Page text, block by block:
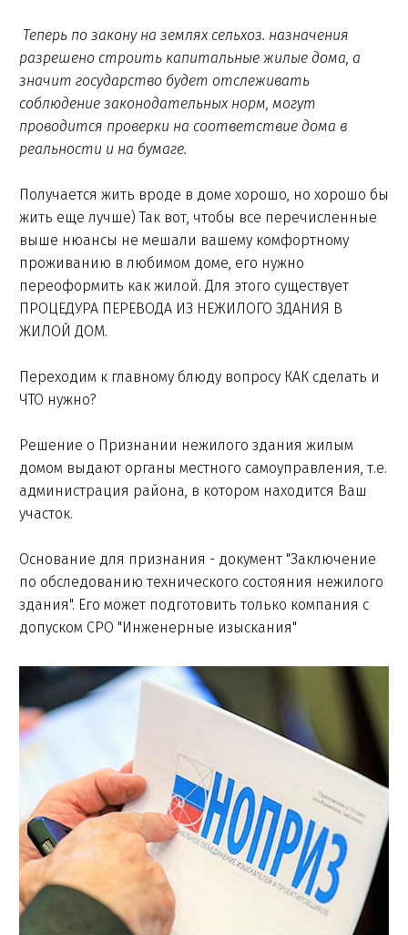
Теперь по закону на землях сельхоз. назначения
разрешено строить капитальные жилые дома, а
значит государство будет отслеживать
соблюдение законодательных норм, могут
проводится проверки на соответствие дома в
реальности и на бумаге.
Получается жить вроде в доме хорошо, но хорошо бы
жить еще лучше) Так вот, чтобы все перечисленные
выше нюансы не мешали вашему комфортному
проживанию в любимом доме, его нужно
переоформить как жилой. Для этого существует
ПРОЦЕДУРА ПЕРЕВОДА ИЗ НЕЖИЛОГО ЗДАНИЯ В
ЖИЛОЙ ДОМ.
Переходим к главному блюду вопросу КАК сделать и
ЧТО нужно?
Решение о Признании нежилого здания жилым
домом выдают органы местного самоуправления, т.е.
администрация района, в котором находится Ваш
участок.
Основание для признания - документ "Заключение
по обследованию технического состояния нежилого
здания". Его может подготовить только компания с
допуском СРО "Инженерные изыскания"